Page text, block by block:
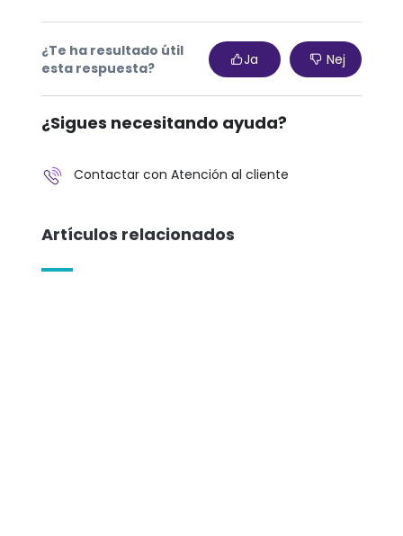
¿Te ha resultado útil
esta respuesta?
Ja Nej
¿Sigues necesitando ayuda?
Contactar con Atención al cliente
Artículos relacionados